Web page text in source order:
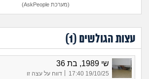
(מערכת AskPeople)
עצות הגולשים (1
)
שי 1989, בת 36
19/10/25 17:40 דווח על עצה זו